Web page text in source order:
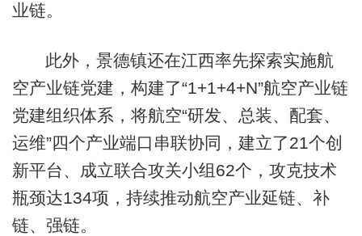
业链。
此外，景德镇还在江西率先探索实施航
空产业链党建，构建了“1+1+4+N”航空产业链
党建组织体系，将航空“研发、总装、配套、
运维”四个产业端口串联协同，建立了21个创
新平台、成立联合攻关小组62个，攻克技术
瓶颈达134项，持续推动航空产业延链、补
链、强链。